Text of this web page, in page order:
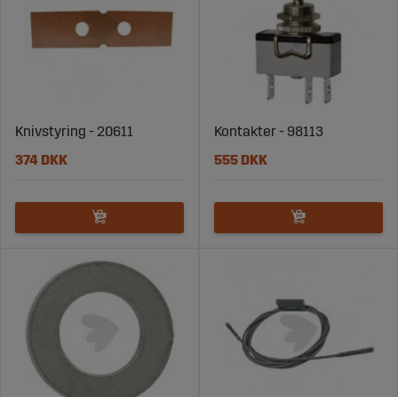
Knivstyring - 20611
374 DKK
Kontakter - 98113
555 DKK